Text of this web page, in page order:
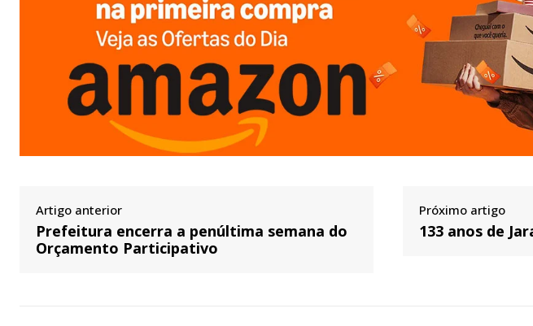
Artigo anterior
Prefeitura encerra a penúltima semana do
Orçamento Participativo
Próximo artigo
133 anos de